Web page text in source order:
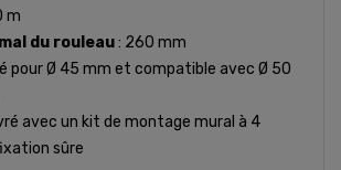
m
du rouleau: 260 mm
pour Ø 45 mm et compatible avec Ø 50
avec un kit de montage mural à 4
sûre